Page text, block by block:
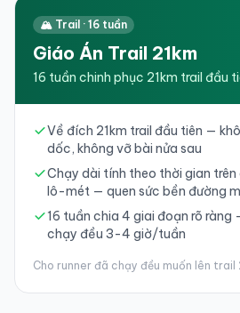
🏔️ Trail · 16 tuần
Giáo Án Trail 21km
16 tuần chinh phục 21km trail đầu
Về đích 21km trail đầu tiên —
dốc, không vỡ bài nửa sau
Chạy dài tính theo thời gian
lô-mét — quen sức bền đường
16 tuần chia 4 giai đoạn rõ ràng
chạy đều 3-4 giờ/tuần
Cho runner đã chạy đều muốn lên trail